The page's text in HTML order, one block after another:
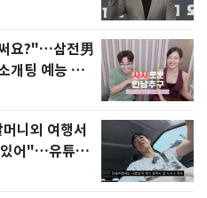
요?"…삼전男
개팅 예능 화
니외 여행서
어"…유튜브